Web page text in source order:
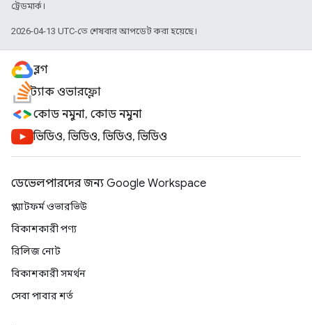
ট্রেডমার্ক।
2026-04-13 UTC-তে শেষবার আপডেট করা হয়েছে।
ব্লগ
স্ট্যাক ওভারফ্লো
কোড নমুনা, কোড নমুনা
ভিডিও, ভিডিও, ভিডিও, ভিডিও
ডেভেলপারদের জন্য Google Workspace
প্ল্যাটফর্ম ওভারভিউ
বিকাশকারী পণ্য
রিলিজ নোট
বিকাশকারী সমর্থন
সেবা পাবার শর্ত